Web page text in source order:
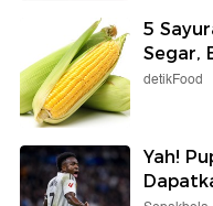
5
Segar,
detikFood
Yah!